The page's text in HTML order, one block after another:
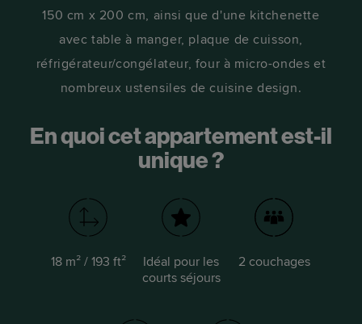
150 cm x 200 cm, ainsi que d'une kitchenette
avec table à manger, plaque de cuisson,
réfrigérateur/congélateur, four à micro-ondes et
nombreux ustensiles de cuisine design.
En quoi cet appartement est-il
unique ?
18 m² / 193 ft²
Idéal pour les
courts séjours
2 couchages